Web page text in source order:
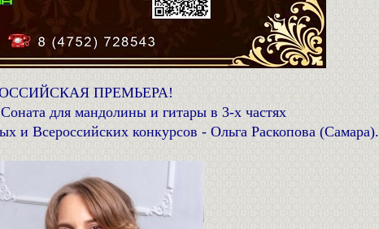
ПРЕМЬЕРА!
для мандолины и гитары в 3-х частях
и Всероссийских конкурсов - Ольга Раскопова (Самара).